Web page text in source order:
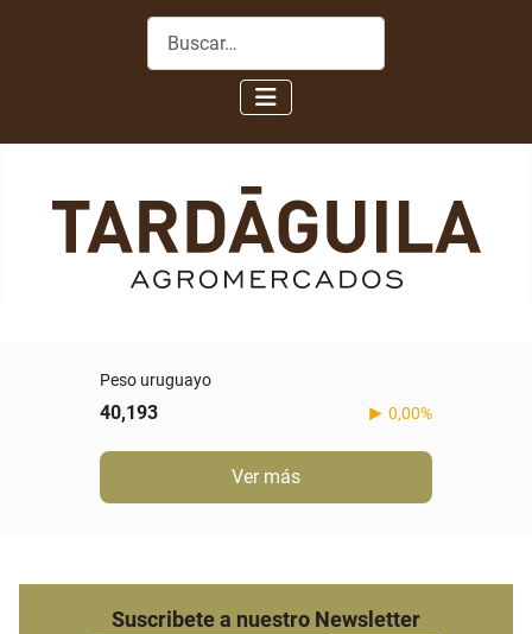
Buscar
Peso uruguayo
40,193 0,00%
Ver más
Suscribete a nuestro Newsletter